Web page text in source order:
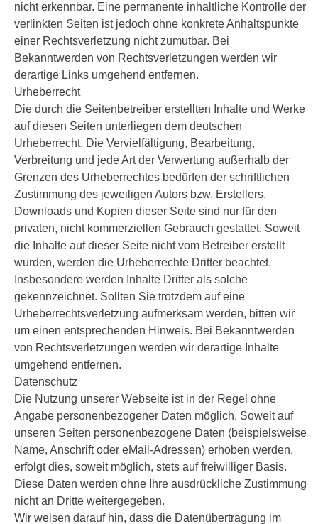
nicht erkennbar. Eine permanente inhaltliche Kontrolle der
verlinkten Seiten ist jedoch ohne konkrete Anhaltspunkte
einer Rechtsverletzung nicht zumutbar. Bei
Bekanntwerden von Rechtsverletzungen werden wir
derartige Links umgehend entfernen.
Urheberrecht
Die durch die Seitenbetreiber erstellten Inhalte und Werke
auf diesen Seiten unterliegen dem deutschen
Urheberrecht. Die Vervielfältigung, Bearbeitung,
Verbreitung und jede Art der Verwertung außerhalb der
Grenzen des Urheberrechtes bedürfen der schriftlichen
Zustimmung des jeweiligen Autors bzw. Erstellers.
Downloads und Kopien dieser Seite sind nur für den
privaten, nicht kommerziellen Gebrauch gestattet. Soweit
die Inhalte auf dieser Seite nicht vom Betreiber erstellt
wurden, werden die Urheberrechte Dritter beachtet.
Insbesondere werden Inhalte Dritter als solche
gekennzeichnet. Sollten Sie trotzdem auf eine
Urheberrechtsverletzung aufmerksam werden, bitten wir
um einen entsprechenden Hinweis. Bei Bekanntwerden
von Rechtsverletzungen werden wir derartige Inhalte
umgehend entfernen.
Datenschutz
Die Nutzung unserer Webseite ist in der Regel ohne
Angabe personenbezogener Daten möglich. Soweit auf
unseren Seiten personenbezogene Daten (beispielsweise
Name, Anschrift oder eMail-Adressen) erhoben werden,
erfolgt dies, soweit möglich, stets auf freiwilliger Basis.
Diese Daten werden ohne Ihre ausdrückliche Zustimmung
nicht an Dritte weitergegeben.
Wir weisen darauf hin, dass die Datenübertragung im